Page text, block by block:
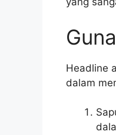
Headline
dalam